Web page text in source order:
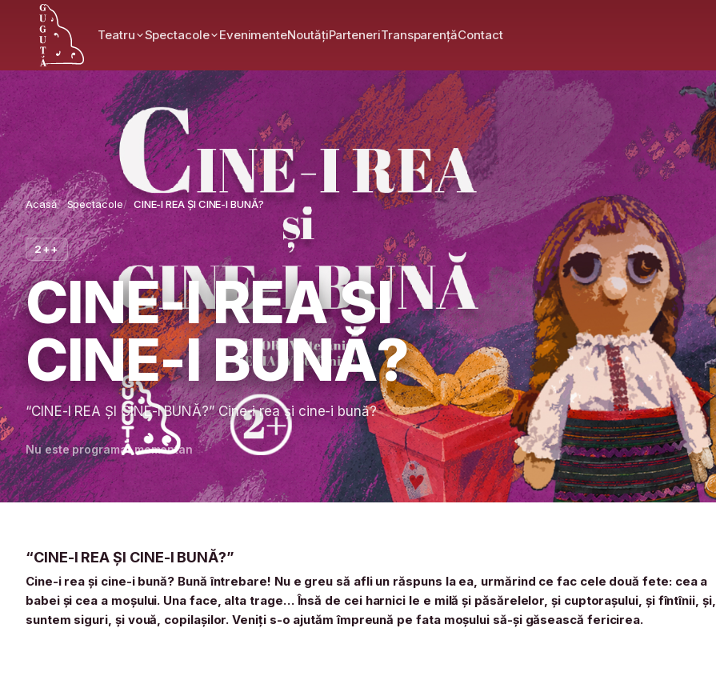
Teatru Spectacole EvenimenteNoutățiParteneriTransparențăContact
Acasă Spectacole CINE-I REA ȘI CINE-I BUNĂ?
2++
CINE-I REA ȘI
CINE-I BUNĂ?
“CINE-I REA ŞI CINE-I BUNĂ?” Cine-i rea şi cine-i bună?
Nu este programat momentan
“CINE-I REA ŞI CINE-I BUNĂ?”
Cine-i rea şi cine-i bună? Bună întrebare! Nu e greu să afli un răspuns la ea, urmărind ce fac cele două fete: cea a
babei şi cea a moşului. Una face, alta trage… Însă de cei harnici le e milă şi păsărelelor, şi cuptoraşului, şi fîntînii, şi,
suntem siguri, şi vouă, copilaşilor. Veniţi s-o ajutăm împreună pe fata moşului să-şi găsească fericirea.